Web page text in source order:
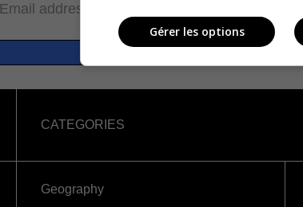
Email address
CATEGORIES
Geography
Gérer les options